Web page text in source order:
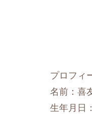
プロフィ
名前：喜
生年月日